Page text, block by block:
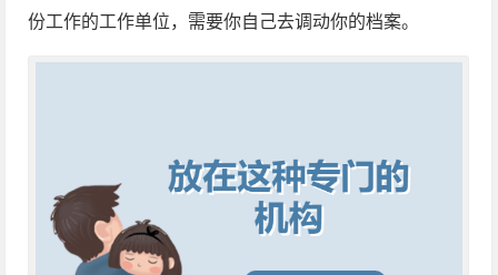
份工作的工作单位，需要你自己去调动你的档案。